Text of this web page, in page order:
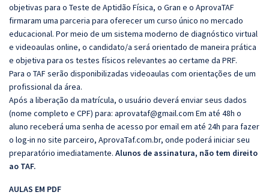
objetivas para o Teste de Aptidão Física, o Gran e o AprovaTAF
firmaram uma parceria para oferecer um curso único no mercado
educacional. Por meio de um sistema moderno de diagnóstico virtual
e videoaulas online, o candidato/a será orientado de maneira prática
e objetiva para os testes físicos relevantes ao certame da PRF.
Para o TAF serão disponibilizadas videoaulas com orientações de um
profissional da área.
Após a liberação da matrícula, o usuário deverá enviar seus dados
(nome completo e CPF) para: aprovataf@gmail.com Em até 48h o
aluno receberá uma senha de acesso por email em até 24h para fazer
o log-in no site parceiro, AprovaTaf.com.br, onde poderá iniciar seu
preparatório imediatamente. Alunos de assinatura, não tem direito
ao TAF.
AULAS EM PDF